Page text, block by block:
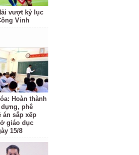
vượt kỷ lục
Vinh
Hoàn thành
phê
án sắp xếp
giáo dục
15/8